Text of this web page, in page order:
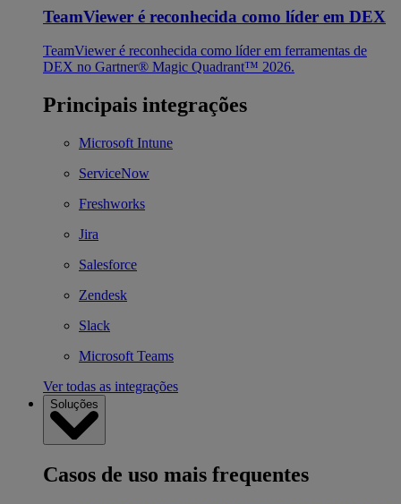
TeamViewer é reconhecida como líder em DEX
TeamViewer é reconhecida como líder em ferramentas de
DEX no Gartner® Magic Quadrant™ 2026.
Principais integrações
Microsoft Intune
ServiceNow
Freshworks
Jira
Salesforce
Zendesk
Slack
Microsoft Teams
Ver todas as integrações
Soluções
Casos de uso mais frequentes